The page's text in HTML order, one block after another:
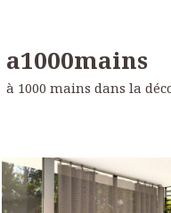
a1000mains
à 1000 mains dans la